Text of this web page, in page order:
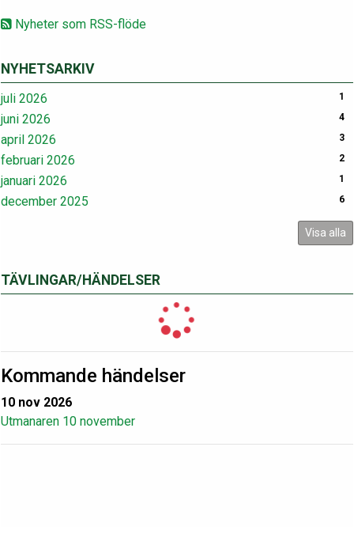
Nyheter som RSS-flöde
NYHETSARKIV
juli 2026 1
juni 2026 4
april 2026 3
februari 2026 2
januari 2026 1
december 2025 6
Visa alla
TÄVLINGAR/HÄNDELSER
Kommande händelser
10 nov 2026
Utmanaren 10 november